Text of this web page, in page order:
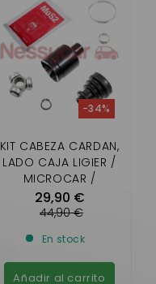
KIT CABEZA CARDAN,
LADO CAJA LIGIER /
MICROCAR /
CHATENET / JDM /
BELLIER
29,90 €
-34%
44,90 €
En stock
Añadir al carrito